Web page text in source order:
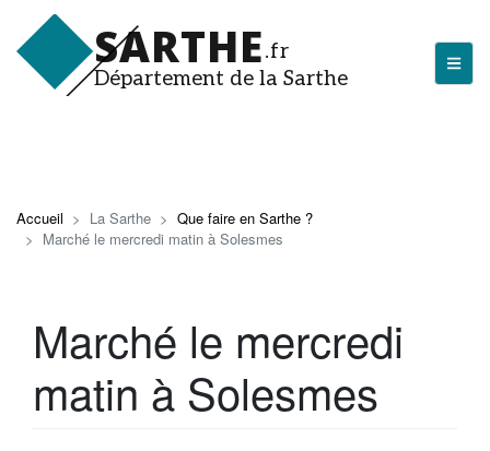
au
contenu
principal
SARTHE.fr
Département de la Sarthe
Les actualités du Département
Entreprendre en Sarthe
Tourisme en Sarthe
Accueil La Sarthe
Que faire en Sarthe ?
Marché le mercredi matin à Solesmes
Marché le mercredi
matin à Solesmes